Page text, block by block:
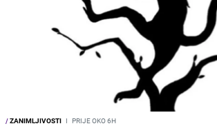
/ZANIMLJIVOSTI I PRIJE OKO 6H